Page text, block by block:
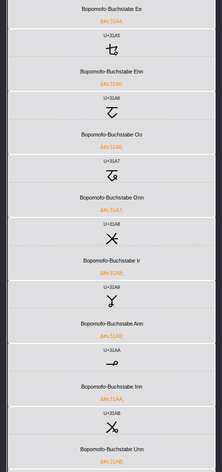
Bopomofo-Buchstabe Ee
&#x31A4;
U+31A5
ㆥ
Bopomofo-Buchstabe Enn
&#x31A5;
U+31A6
ㆦ
Bopomofo-Buchstabe Oo
&#x31A6;
U+31A7
ㆧ
Bopomofo-Buchstabe Onn
&#x31A7;
U+31A8
ㆨ
Bopomofo-Buchstabe Ir
&#x31A8;
U+31A9
ㆩ
Bopomofo-Buchstabe Ann
&#x31A9;
U+31AA
ㆪ
Bopomofo-Buchstabe Inn
&#x31AA;
U+31AB
ㆫ
Bopomofo-Buchstabe Unn
&#x31AB;